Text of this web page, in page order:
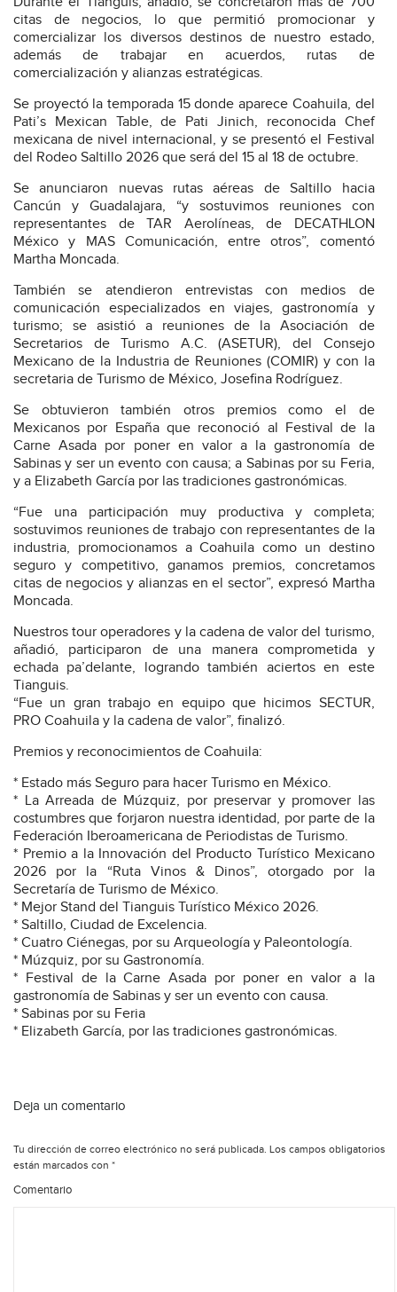
citas de negocios, lo que permitió promocionar y
comercializar los diversos destinos de nuestro estado,
además de trabajar en acuerdos, rutas de
comercialización y alianzas estratégicas.
Se proyectó la temporada 15 donde aparece Coahuila, del
Pati’s Mexican Table, de Pati Jinich, reconocida Chef
mexicana de nivel internacional, y se presentó el Festival
del Rodeo Saltillo 2026 que será del 15 al 18 de octubre.
Se anunciaron nuevas rutas aéreas de Saltillo hacia
Cancún y Guadalajara, “y sostuvimos reuniones con
representantes de TAR Aerolíneas, de DECATHLON
México y MAS Comunicación, entre otros”, comentó
Martha Moncada.
También se atendieron entrevistas con medios de
comunicación especializados en viajes, gastronomía y
turismo; se asistió a reuniones de la Asociación de
Secretarios de Turismo A.C. (ASETUR), del Consejo
Mexicano de la Industria de Reuniones (COMIR) y con la
secretaria de Turismo de México, Josefina Rodríguez.
Se obtuvieron también otros premios como el de
Mexicanos por España que reconoció al Festival de la
Carne Asada por poner en valor a la gastronomía de
Sabinas y ser un evento con causa; a Sabinas por su Feria,
y a Elizabeth García por las tradiciones gastronómicas.
“Fue una participación muy productiva y completa;
sostuvimos reuniones de trabajo con representantes de la
industria, promocionamos a Coahuila como un destino
seguro y competitivo, ganamos premios, concretamos
citas de negocios y alianzas en el sector”, expresó Martha
Moncada.
Nuestros tour operadores y la cadena de valor del turismo,
añadió, participaron de una manera comprometida y
echada pa’delante, logrando también aciertos en este
Tianguis.
“Fue un gran trabajo en equipo que hicimos SECTUR,
PRO Coahuila y la cadena de valor”, finalizó.
Premios y reconocimientos de Coahuila:
* Estado más Seguro para hacer Turismo en México.
* La Arreada de Múzquiz, por preservar y promover las
costumbres que forjaron nuestra identidad, por parte de la
Federación Iberoamericana de Periodistas de Turismo.
* Premio a la Innovación del Producto Turístico Mexicano
2026 por la “Ruta Vinos & Dinos”, otorgado por la
Secretaría de Turismo de México.
* Mejor Stand del Tianguis Turístico México 2026.
* Saltillo, Ciudad de Excelencia.
* Cuatro Ciénegas, por su Arqueología y Paleontología.
* Múzquiz, por su Gastronomía.
* Festival de la Carne Asada por poner en valor a la
gastronomía de Sabinas y ser un evento con causa.
* Sabinas por su Feria
* Elizabeth García, por las tradiciones gastronómicas.
Deja un comentario
Tu dirección de correo electrónico no será publicada. Los campos obligatorios
están marcados con *
Comentario